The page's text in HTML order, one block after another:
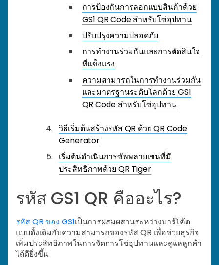
การป้องกันการลอกแบบสินค้าด้วย
GS1 QR Code สำหรับโซ่อุปทาน
ปรับปรุงความปลอดภัย
การทำงานร่วมกันและการตัดสินใจ
ที่แข็งแรง
ความสามารถในการทำงานร่วมกัน
และมาตรฐานระดับโลกด้วย GS1
QR Code สำหรับโซ่อุปทาน
วิธีเริ่มต้นสร้างรหัส QR ด้วย QR Code
Generator
เริ่มต้นดำเนินการซัพพลายเชนที่มี
ประสิทธิภาพด้วย QR Tiger
รหัส GS1 QR คืออะไร?
รหัส QR ของ GS1เป็นการผสมผสานระหว่างบาร์โค้ด
แบบดั้งเดิมกับความสามารถของรหัส QR เพื่อช่วยธุรกิจ
เพิ่มประสิทธิภาพในการจัดการโซ่อุปทานและดูแลลูกค้า
ได้ดียิ่งขึ้น